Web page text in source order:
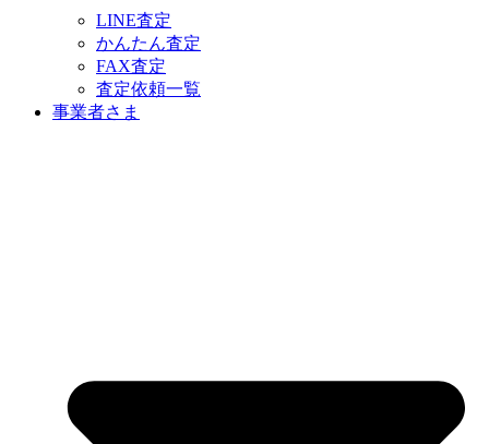
LINE査定
かんたん査定
FAX査定
査定依頼一覧
事業者さま